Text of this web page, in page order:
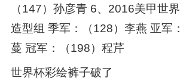
（147）孙彦青 6、2016美甲世
造型组 季军：（128）李燕 亚军
蔓 冠军：（198）程芹
世界杯彩绘裤子破了